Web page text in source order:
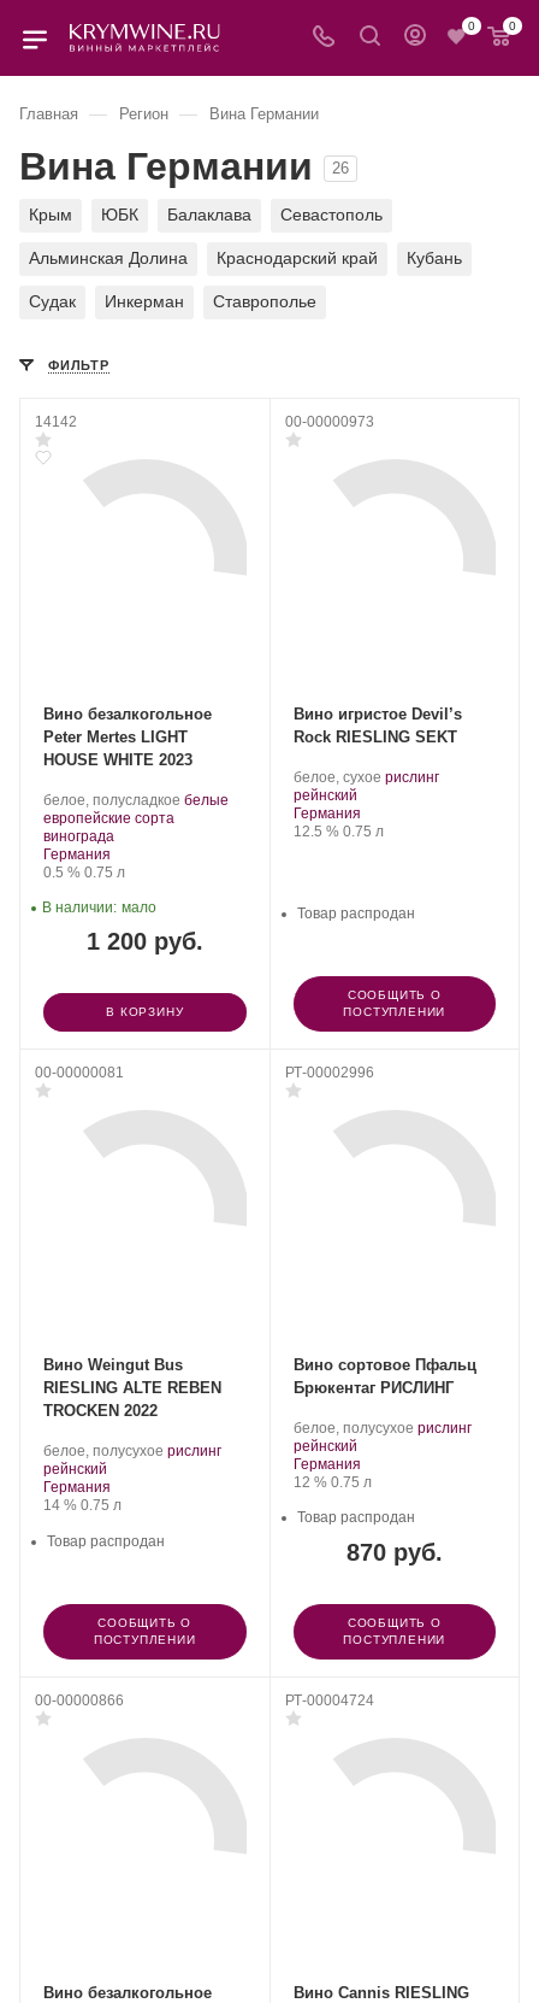
0 0
Главная — Регион — Вина Германии
Вина Германии 26
Крым ЮБК Балаклава Севастополь
Альминская Долина Краснодарский край Кубань
Судак Инкерман Ставрополье
ФИЛЬТР
14142
Вино безалкогольное
Peter Mertes LIGHT
HOUSE WHITE 2023
Производитель:
Peter
Mertes.
белое, полусладкое .белые
европейские сорта
винограда
Регион:
Германия
Крепость
0.5 %. Объем
0.75 л
1 200 руб.
В наличии: мало
В КОРЗИНУ
00-00000973
Вино игристое Devil’s
Rock RIESLING SEKT
белое, сухое .рислинг
рейнский.
Регион:
Германия
Крепость
12.5 %. Объем
0.75 л
Товар распродан
СООБЩИТЬ О
ПОСТУПЛЕНИИ
00-00000081
Вино Weingut Bus
RIESLING ALTE REBEN
TROCKEN 2022
белое, полусухое .рислинг
рейнский
Регион:
Германия
Крепость
14 %. Объем
0.75 л
Товар распродан
СООБЩИТЬ О
ПОСТУПЛЕНИИ
РТ-00002996
Вино сортовое Пфальц
Брюкентаг РИСЛИНГ
белое, полусухое .рислинг
рейнский.
Регион:
Германия
Крепость
12 %. Объем
0.75 л
870 руб.
Товар распродан
СООБЩИТЬ О
ПОСТУПЛЕНИИ
00-00000866
Вино безалкогольное
РТ-00004724
Вино Cannis RIESLING